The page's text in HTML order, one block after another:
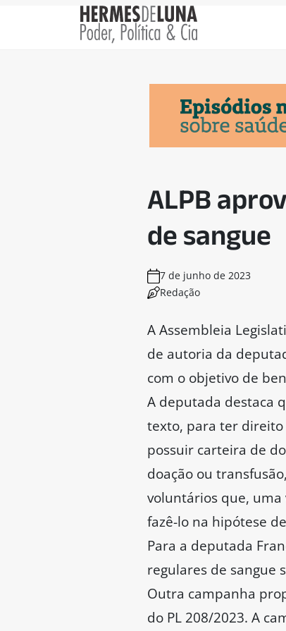
ALPB
de sangue
7 de junho de 2023
Redação
A Assembleia
de autoria da
com o objetivo de
A deputada destaca
texto, para ter direito
possuir carteira de
doação ou
voluntários que,
fazê-lo na hipótese
Para a deputada
regulares de sangue
Outra campanha
do PL 208/2023. A